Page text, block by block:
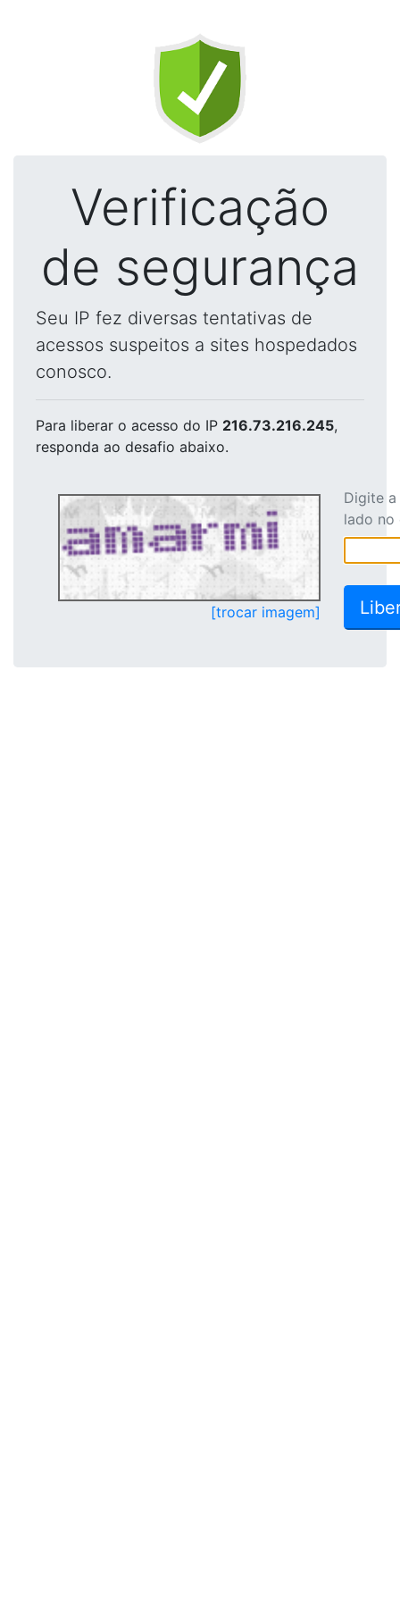
Verificação
de segurança
Seu IP fez diversas tentativas de
acessos suspeitos a sites hospedados
conosco.
Para liberar o acesso do IP 216.73.216.245,
responda ao desafio abaixo.
[trocar imagem]
Digite
lado no